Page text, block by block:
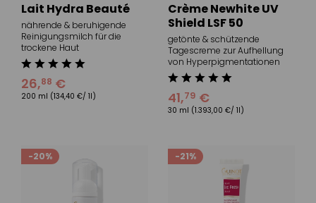
Lait Hydra Beauté
nährende & beruhigende
Reinigungsmilch für die
trockene Haut
26,88 €
200 ml (134,40 €/ 1l)
Crème Newhite UV
Shield LSF 50
getönte & schützende
Tagescreme zur Aufhellung
von Hyperpigmentationen
41,79 €
30 ml (1.393,00 €/ 1l)
-20% -21%